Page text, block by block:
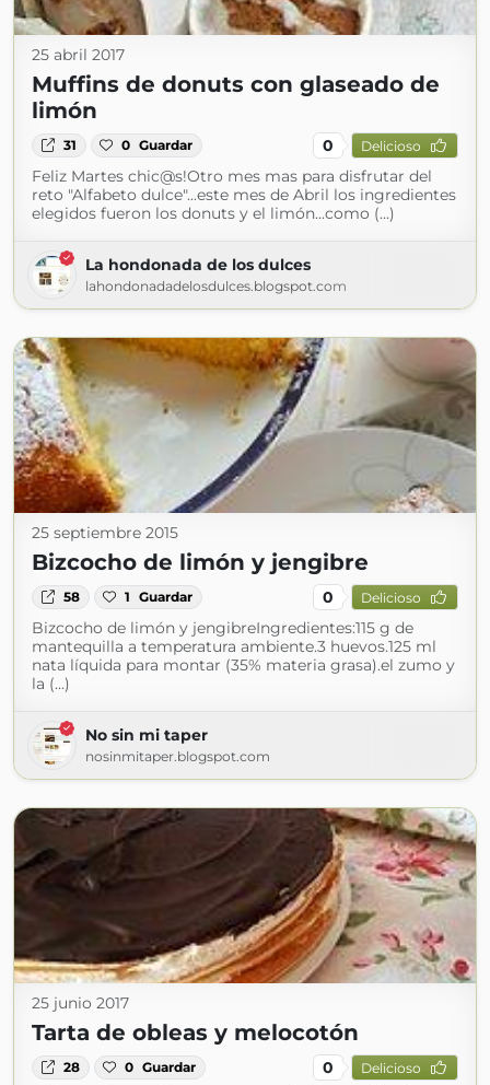
25 abril 2017
Muffins de donuts con glaseado de
limón
31 0 Guardar 0 Delicioso
Feliz Martes chic@s!Otro mes mas para disfrutar del
reto "Alfabeto dulce"...este mes de Abril los ingredientes
elegidos fueron los donuts y el limón...como (...)
La hondonada de los dulces
lahondonadadelosdulces.blogspot.com
25 septiembre 2015
Bizcocho de limón y jengibre
58 1 Guardar 0 Delicioso
Bizcocho de limón y jengibreIngredientes:115 g de
mantequilla a temperatura ambiente.3 huevos.125 ml
nata líquida para montar (35% materia grasa).el zumo y
la (...)
No sin mi taper
nosinmitaper.blogspot.com
25 junio 2017
Tarta de obleas y melocotón
28 0 Guardar 0 Delicioso